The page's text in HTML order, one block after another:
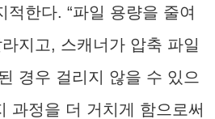
적한다. “파일 용량을 줄여
지고, 스캐너가 압축 파일
경우 걸리지 않을 수 있으
과정을 더 거치게 함으로써